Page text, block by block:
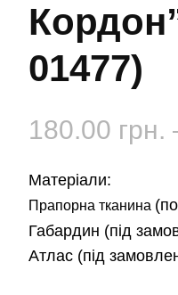
01477)
180.00 грн.
Матеріали:
Прапорна тканина
Габардин (під
Атлас (під